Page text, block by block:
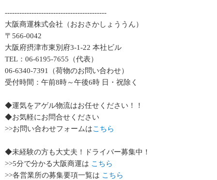
------------------------------------------
大阪商運株式会社（おおさかしょううん）
〒566-0042
大阪府摂津市東別府3-1-22 本社ビル
TEL：06-6195-7655（代表）
06-6340-7391（荷物のお問い合わせ）
受付時間：午前8時～午後6時 日・祝除く
◆運気をアゲル物流はお任せください！！
◆お気軽にお問合せください
>>お問い合わせフォームはこちら
◆未経験の方も大丈夫！ドライバー募集中！
>>5分で分かる大阪商運は こちら
>>各営業所の募集要項一覧は こちら